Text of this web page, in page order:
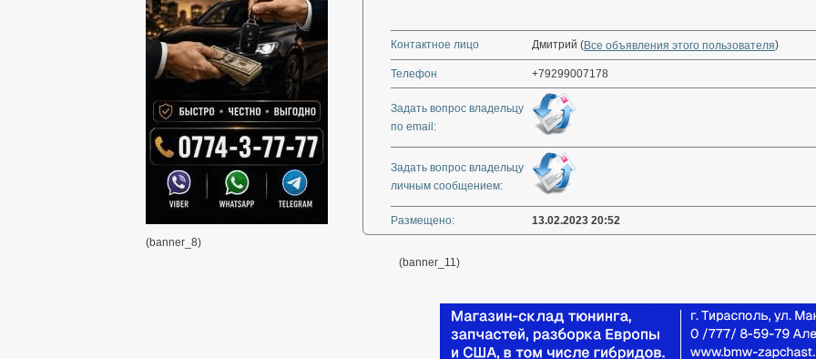
(banner_8)
Контактное лицо Дмитрий (Все объявления этого пользователя)
Телефон +79299007178
Задать вопрос владельцу
по email:
Задать вопрос владельцу
личным сообщением:
Размещено: 13.02.2023 20:52
(banner_11)